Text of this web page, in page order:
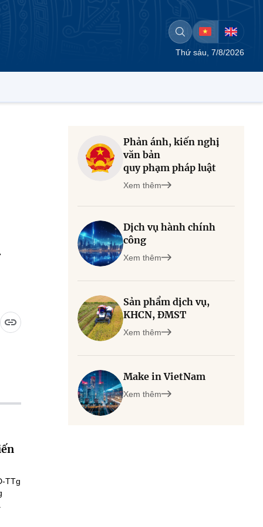
Thứ sáu, 7/8/2026
TTg
Phản ánh, kiến nghị
văn bản
quy phạm pháp luật
Xem thêm
Dịch vụ hành chính
công
Xem thêm
Sản phẩm dịch vụ,
KHCN, ĐMST
Xem thêm
Make in VietNam
Xem thêm